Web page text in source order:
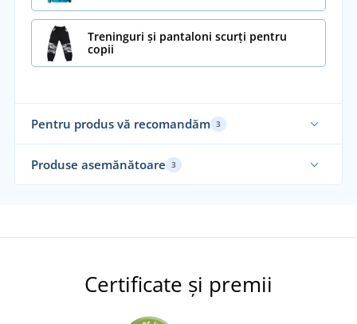
Treninguri și pantaloni scurți pentru
copii
Pentru produs vă recomandăm 3
Produse asemănătoare 3
Certificate și premii